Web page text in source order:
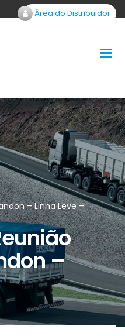
Área do Distribuidor
– Linha Leve –
–